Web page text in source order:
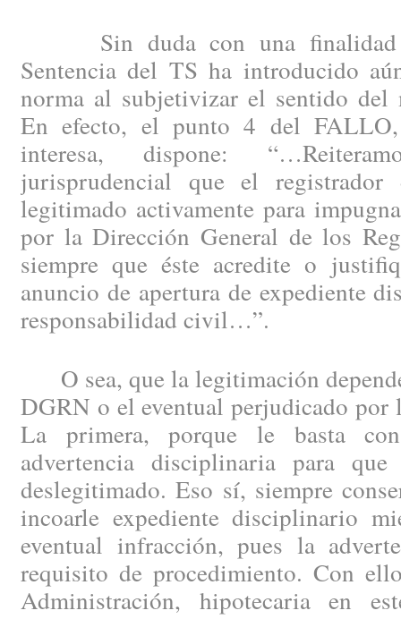
Sin duda con una finalidad
Sentencia del TS ha introducido
norma al subjetivizar el sentido del
En efecto, el punto 4 del
interesa, dispone:
jurisprudencial que el
legitimado activamente para
por la Dirección General de los
siempre que éste acredite o
anuncio de apertura de expediente
responsabilidad civil…”.
O sea, que la legitimación
DGRN o el eventual perjudicado por
La primera, porque le basta
advertencia disciplinaria para
deslegitimado. Eso sí, siempre
incoarle expediente disciplinario
eventual infracción, pues la
requisito de procedimiento. Con
Administración, hipotecaria en